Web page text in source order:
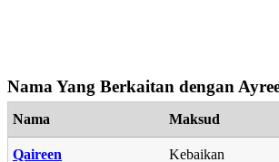
Nama Yang Berkaitan dengan
Nama Maksud
Qaireen Kebaikan